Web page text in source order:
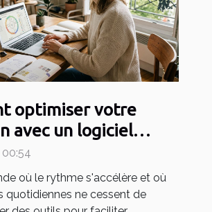
optimiser votre
avec un logiciel
en ligne ?
où le rythme s'accélère et où
quotidiennes ne cessent de